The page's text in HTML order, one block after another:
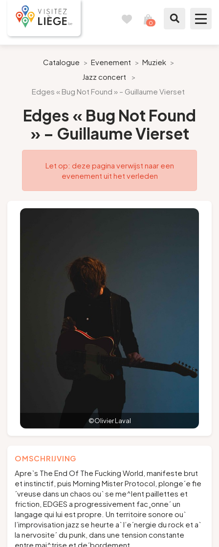
0
Bereid mijn verblijf voor
Onze suggesties
Pays de Liège
Volg ons
Pers
Catalogue > Evenement > Muziek >
Jazz concert
>
Edges « Bug Not Found » – Guillaume Vierset
Edges « Bug Not Found
» – Guillaume Vierset
Let op: deze pagina verwijst naar een
evenement uit het verleden
©Olivier Laval
OMSCHRIJVING
Apre`s The End Of The Fucking World, manifeste brut
et instinctif, puis Morning Mister Protocol, plonge´e fie
´vreuse dans un chaos ou` se me^lent paillettes et
friction, EDGES a progressivement fac¸onne´ un
langage qui lui est propre. Un territoire sonore ou`
l’improvisation jazz se heurte a` l’e´nergie du rock et a`
la nervosite´ du punk, dans une tension constante
entre mai^trise et de´bordement.